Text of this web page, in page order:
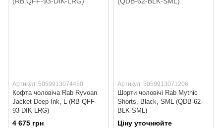
Артикул: 5059913074450
Кофта чоловіча Rab Ryvoan
Jacket Deep Ink, L (RB QFF-
93-DIK-LRG)
4 675 грн
Артикул: 5059913071206
Шорти чоловічі Rab Mythic
Shorts, Black, SML (QDB-62-
BLK-SML)
Ціну уточнюйте